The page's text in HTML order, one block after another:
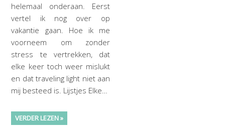
helemaal onderaan. Eerst
vertel ik nog over op
vakantie gaan. Hoe ik me
voorneem om zonder
stress te vertrekken, dat
elke keer toch weer mislukt
en dat traveling light niet aan
mij besteed is. Lijstjes Elke…
VERDER LEZEN »